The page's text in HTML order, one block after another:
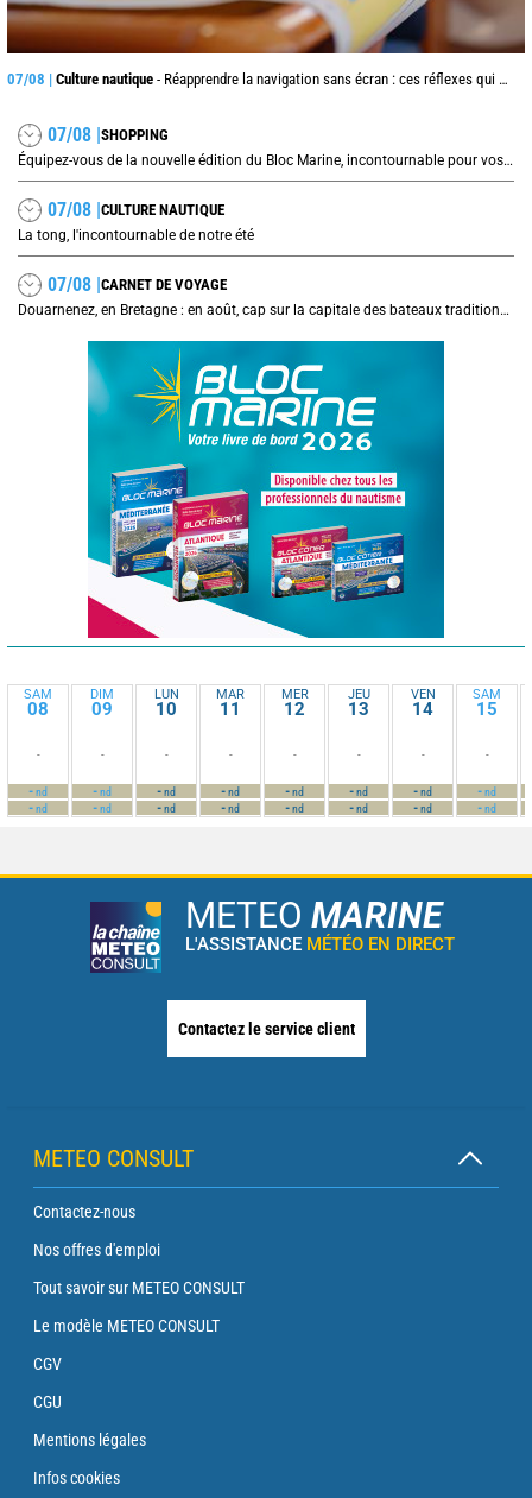
07/08 | Culture nautique - Réapprendre la navigation sans écran : ces réflexes qui peuvent sauver une traversée
07/08 |SHOPPING
Équipez-vous de la nouvelle édition du Bloc Marine, incontournable pour vos prochaines navigations !
07/08 |CULTURE NAUTIQUE
La tong, l'incontournable de notre été
07/08 |CARNET DE VOYAGE
Douarnenez, en Bretagne : en août, cap sur la capitale des bateaux traditionnels et de la sardine
SAM
08
-
-nd
-nd
DIM
09
-
-nd
-nd
LUN
10
-
-nd
-nd
MAR
11
-
-nd
-nd
MER
12
-
-nd
-nd
JEU
13
-
-nd
-nd
VEN
14
-
-nd
-nd
SAM
15
-
-nd
-nd
METEO MARINE
L'ASSISTANCE MÉTÉO EN DIRECT
Contactez le service client
METEO CONSULT
Contactez-nous
Nos offres d'emploi
Tout savoir sur METEO CONSULT
Le modèle METEO CONSULT
CGV
CGU
Mentions légales
Infos cookies